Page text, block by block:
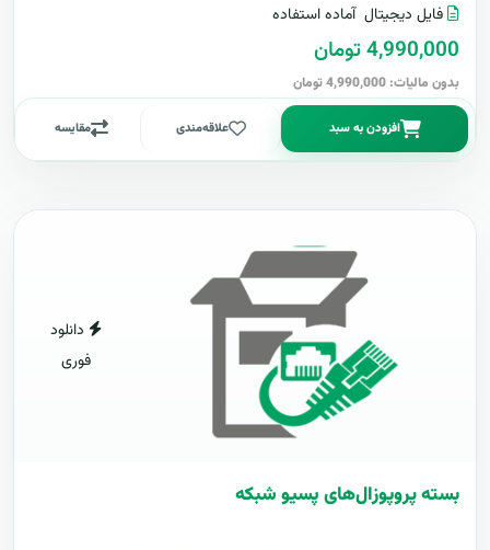
فایل دیجیتال آماده استفاده
4,990,000 تومان
بدون مالیات: 4,990,000 تومان
افزودن به سبد علاقه‌مندی مقایسه
دانلود
فوری
بسته پروپوزال‌های پسیو شبکه